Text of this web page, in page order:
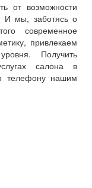
от возможности
И мы, заботясь о
современное
привлекаем
Получить
салона в
телефону нашим